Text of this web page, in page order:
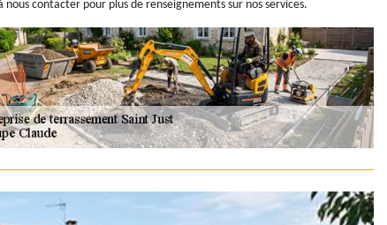
contacter pour plus de renseignements sur nos services.